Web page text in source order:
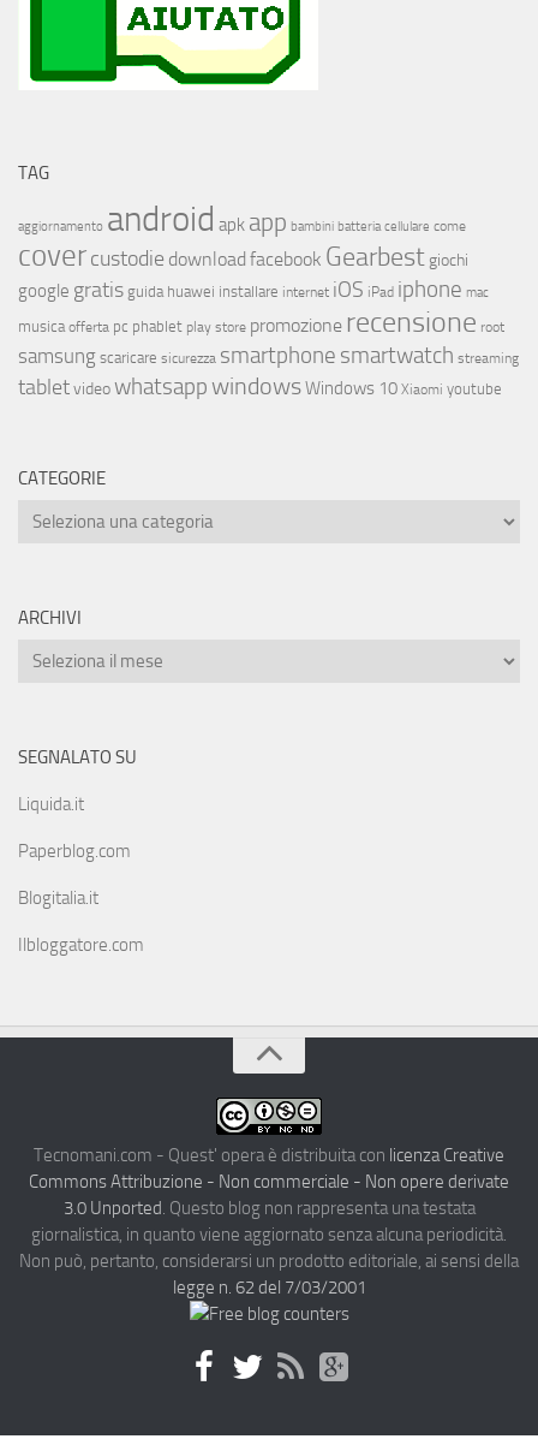
TAG
aggiornamento android apk app bambini batteria cellulare come
covercustodie download facebook Gearbest giochi
google gratis guida huawei installare internet iOS iPad iphone mac
musica offerta pc phablet play store promozione recensione root
samsungscaricare sicurezza smartphone smartwatch streaming
tabletvideowhatsappwindowsWindows 10 Xiaomi youtube
CATEGORIE
ARCHIVI
SEGNALATO SU
Liquida.it
Paperblog.com
Blogitalia.it
Ilbloggatore.com
Tecnomani.com - Quest' opera è distribuita con licenza Creative
Commons Attribuzione - Non commerciale - Non opere derivate
3.0 Unported. Questo blog non rappresenta una testata
giornalistica, in quanto viene aggiornato senza alcuna periodicità.
Non può, pertanto, considerarsi un prodotto editoriale, ai sensi della
legge n. 62 del 7/03/2001